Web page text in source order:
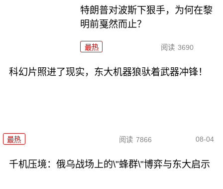
特朗普对波斯下狠手，为何在黎
明前戛然而止？
最热 阅读 3690
科幻片照进了现实，东大机器狼驮着武器冲锋！
最热 阅读 7866 08-04
千机压境：俄乌战场上的\"蜂群\"博弈与东大启示